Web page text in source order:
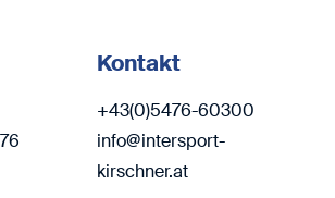
Kontakt
+43(0)5476-60300
info@intersport-
kirschner.at